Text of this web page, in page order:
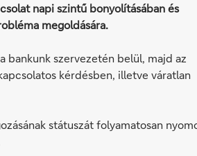
napi szintű bonyolításában és
megoldására.
bankunk szervezetén belül, majd az
kérdésben, illetve váratlan
státuszát folyamatosan